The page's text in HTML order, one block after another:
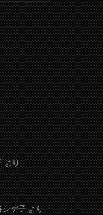
より
シゲ子より